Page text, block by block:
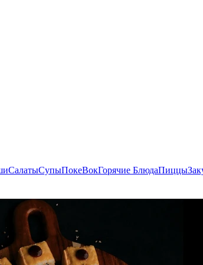
СалатыСупыПокеВокГорячие БлюдаПиццы